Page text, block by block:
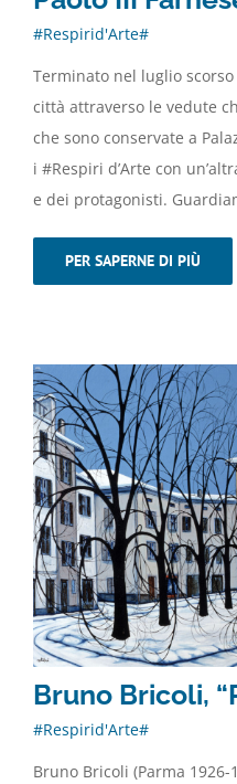
#Respirid'Arte#
Terminato nel luglio
città attraverso le vedute
che sono conservate a
i #Respiri d’Arte con
e dei protagonisti.
PER SAPERNE DI PIÙ
Bruno Bricoli,
#Respirid'Arte#
Bruno Bricoli (Parma 1926-